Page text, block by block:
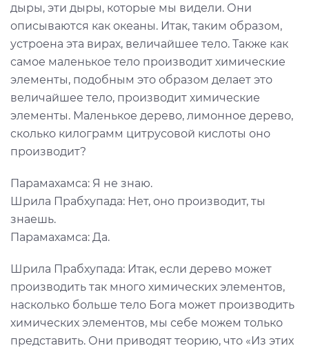
дыры, эти дыры, которые мы видели. Они
описываются как океаны. Итак, таким образом,
устроена эта вирах, величайшее тело. Также как
самое маленькое тело производит химические
элементы, подобным это образом делает это
величайшее тело, производит химические
элементы. Маленькое дерево, лимонное дерево,
сколько килограмм цитрусовой кислоты оно
производит?
Парамахамса: Я не знаю.
Шрила Прабхупада: Нет, оно производит, ты
знаешь.
Парамахамса: Да.
Шрила Прабхупада: Итак, если дерево может
производить так много химических элементов,
насколько больше тело Бога может производить
химических элементов, мы себе можем только
представить. Они приводят теорию, что «Из этих